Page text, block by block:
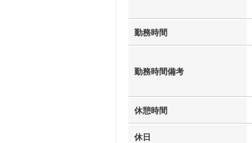
勤務時間
勤務時間備考
休憩時間
休日